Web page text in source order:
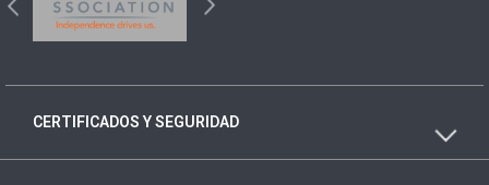
CERTIFICADOS Y SEGURIDAD